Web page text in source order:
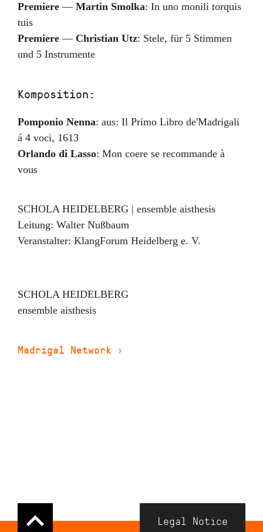
Premiere — Martin Smolka: In uno monili torquis
tuis
Premiere — Christian Utz: Stele, für 5 Stimmen
und 5 Instrumente
Komposition:
Pomponio Nenna: aus: Il Primo Libro de'Madrigali
á 4 voci, 1613
Orlando di Lasso: Mon coere se recommande à
vous
SCHOLA HEIDELBERG | ensemble aisthesis
Leitung: Walter Nußbaum
Veranstalter: KlangForum Heidelberg e. V.
SCHOLA HEIDELBERG
ensemble aisthesis
Madrigal Network ›
Navigation
Legal Notice